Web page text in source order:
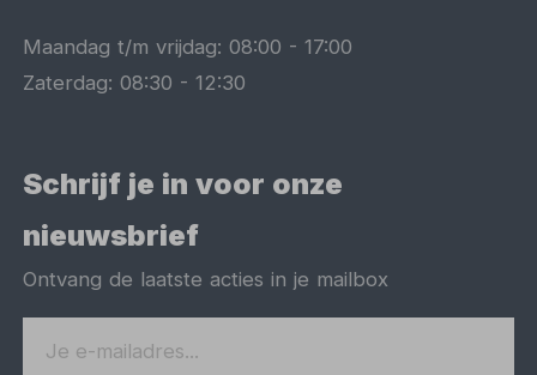
Maandag t/m vrijdag:08:00 -17:00
Zaterdag:08:30 -12:30
Schrijf je in voor onze
nieuwsbrief
Ontvang de laatste acties in je mailbox